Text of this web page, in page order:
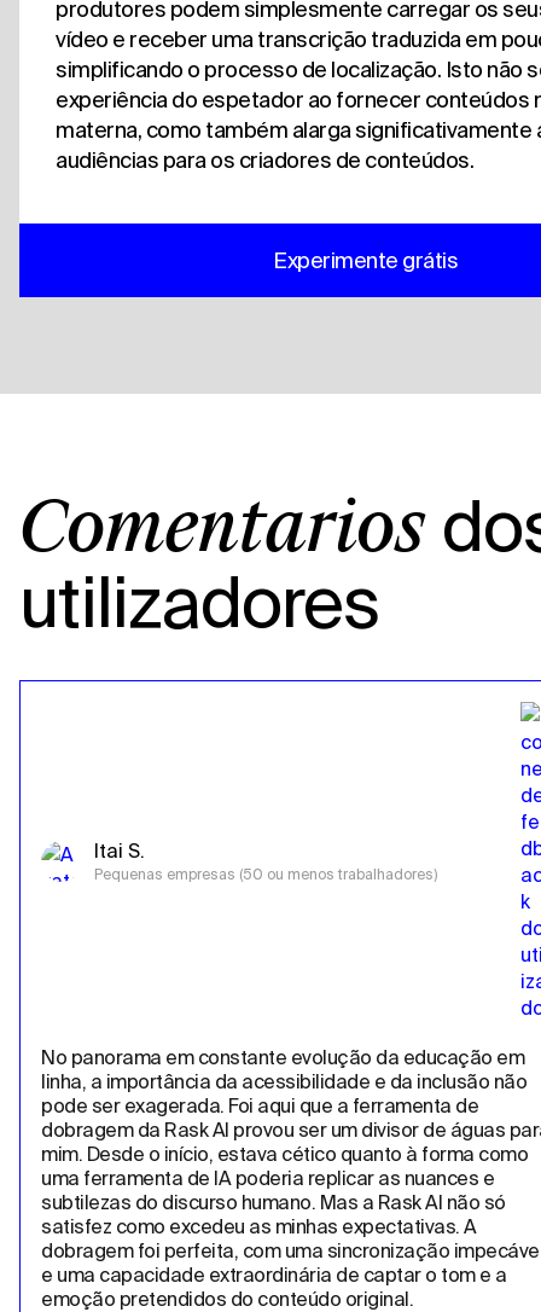
produtores podem simplesmente carregar os
vídeo e receber uma transcrição traduzida em
simplificando o processo de localização. Isto não
experiência do espetador ao fornecer conteúdos
materna, como também alarga significativamente
audiências para os criadores de conteúdos.
Experimente grátis
Comentários
utilizadores
Itai S.
Pequenas empresas (50 ou menos trabalhadores)
No panorama em constante evolução da educação em
linha, a importância da acessibilidade e da inclusão não
pode ser exagerada. Foi aqui que a ferramenta de
dobragem da Rask AI provou ser um divisor de águas
mim. Desde o início, estava cético quanto à forma como
uma ferramenta de IA poderia replicar as nuances e
subtilezas do discurso humano. Mas a Rask AI não só
satisfez como excedeu as minhas expectativas. A
dobragem foi perfeita, com uma sincronização
e uma capacidade extraordinária de captar o tom e a
emoção pretendidos do conteúdo original.